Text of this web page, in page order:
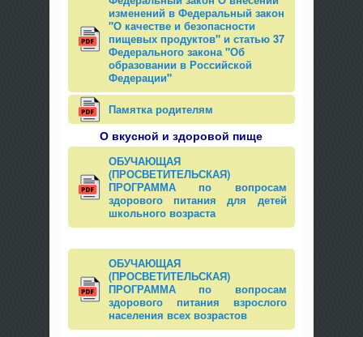
изменений в Федеральный закон
"О качестве и безопасности
пищевых продуктов" и статью 37
Федерального закона "Об
образовании в Российской
Федерации"
Памятка родителям
О вкусной и здоровой пище
ОБУЧАЮЩАЯ
(ПРОСВЕТИТЕЛЬСКАЯ)
ПРОГРАММА по вопросам
здорового питания для детей
школьного возраста
ОБУЧАЮЩАЯ
(ПРОСВЕТИТЕЛЬСКАЯ)
ПРОГРАММА по вопросам
здорового питания взрослого
населения всех возрастов